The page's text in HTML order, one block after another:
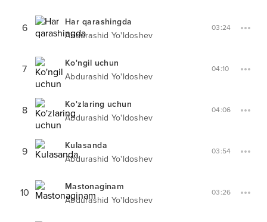
6
Har qarashingda
Abdurashid Yo'ldoshev
03:24
7
Ko'ngil uchun
Abdurashid Yo'ldoshev
04:10
8
Ko'zlaring uchun
Abdurashid Yo'ldoshev
04:06
9
Kulasanda
Abdurashid Yo'ldoshev
03:54
10
Mastonaginam
Abdurashid Yo'ldoshev
03:26